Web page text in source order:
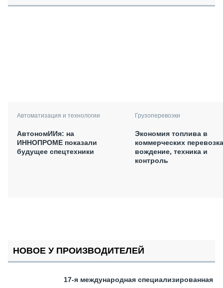
Автоматизация и технологии
АвтономИИя: на
ИННОПРОМЕ показали
будущее спецтехники
Грузоперевозки
Экономия топлива в
коммерческих
вождение, техника и
контроль
НОВОЕ У ПРОИЗВОДИТЕЛЕЙ
17-я международная специализированная